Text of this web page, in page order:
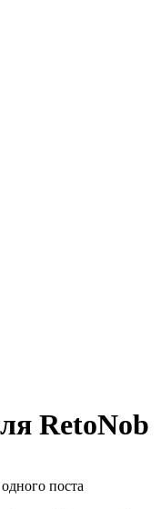
RetoNob
поста